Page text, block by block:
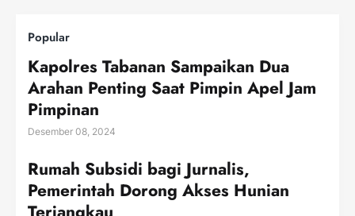
Popular
Kapolres Tabanan Sampaikan Dua
Arahan Penting Saat Pimpin Apel Jam
Pimpinan
Desember 08, 2024
Rumah Subsidi bagi Jurnalis,
Pemerintah Dorong Akses Hunian